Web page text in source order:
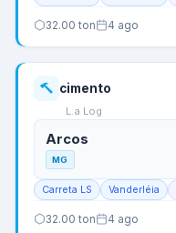
32.00 ton 4 ago
cimento
L.a Log
Arcos
MG
Carreta LS Vanderléia
32.00 ton 4 ago